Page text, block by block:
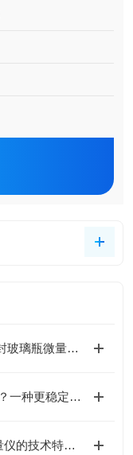
德国PreSens非侵入式光纤溶氧仪：密封玻璃瓶微量测氧分析仪
原代细胞与免疫细胞转染为什么这么难？一种更稳定的电转染解决方案
WTW ProfiLine pH 3310 便携式 pH 测量仪的技术特点与应用解析